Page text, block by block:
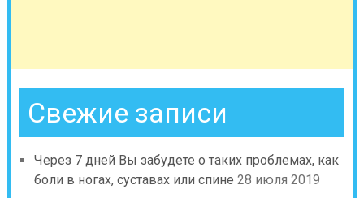
Свежие записи
Через 7 дней Вы забудете о таких проблемах, как
боли в ногах, суставах или спине 28 июля 2019